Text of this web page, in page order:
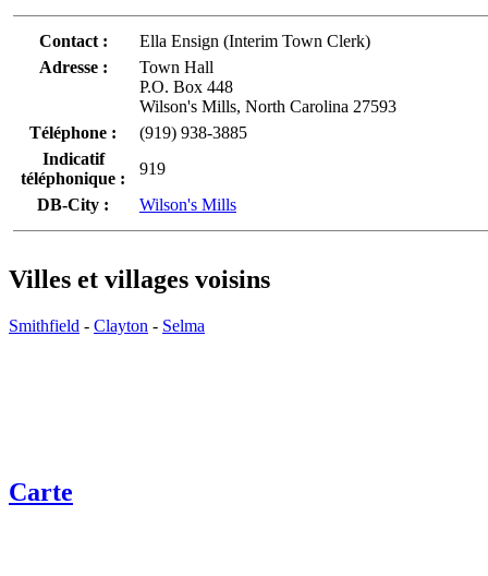
Contact :
Ella Ensign (Interim Town Clerk)
Adresse :
Town Hall
P.O. Box 448
Wilson's Mills, North Carolina 27593
Téléphone :
(919) 938-3885
Indicatif
téléphonique :
919
DB-City :
Wilson's Mills
Villes et villages voisins
Smithfield - Clayton - Selma
Carte